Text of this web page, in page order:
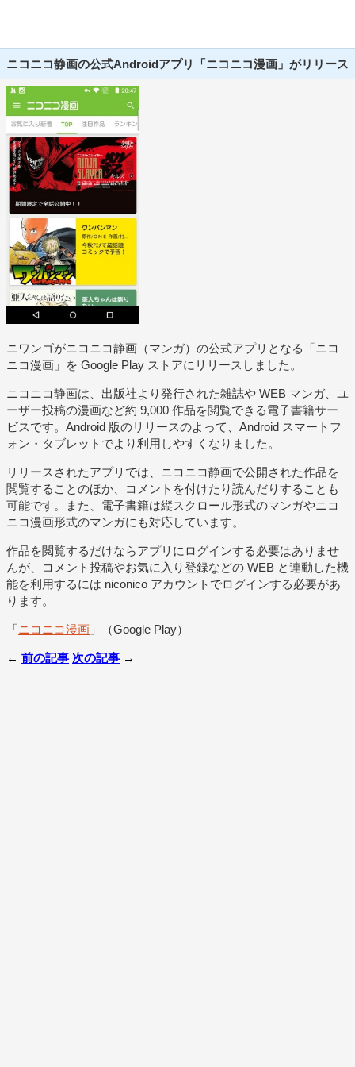
ニコニコ静画の公式Androidアプリ「ニコニコ漫画」がリリース
ニワンゴがニコニコ静画（マンガ）の公式アプリとなる「ニコ
ニコ漫画」を Google Play ストアにリリースしました。
ニコニコ静画は、出版社より発行された雑誌や WEB マンガ、ユ
ーザー投稿の漫画など約 9,000 作品を閲覧できる電子書籍サー
ビスです。Android 版のリリースのよって、Android スマートフ
ォン・タブレットでより利用しやすくなりました。
リリースされたアプリでは、ニコニコ静画で公開された作品を
閲覧することのほか、コメントを付けたり読んだりすることも
可能です。また、電子書籍は縦スクロール形式のマンガやニコ
ニコ漫画形式のマンガにも対応しています。
作品を閲覧するだけならアプリにログインする必要はありませ
んが、コメント投稿やお気に入り登録などの WEB と連動した機
能を利用するには niconico アカウントでログインする必要があ
ります。
「ニコニコ漫画 」（Google Play）
← 前の記事 次の記事 →